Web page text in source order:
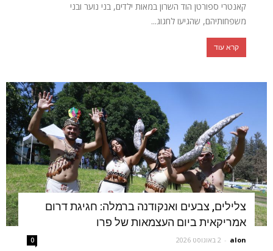
קאנטרי ספורטן הוד השרון במאות ילדים, בני נוער ובני
משפחותיהם, שהגיעו לחגוג...
קרא עוד
צלילים, צבעים ואנקודנה ברמלה: חגיגת דרום
אמריקאית ביום העצמאות של פרו
alon
- 2 באוגוסט 2026 0